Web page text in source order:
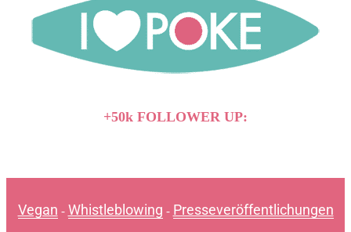
+50k FOLLOWER UP:
Vegan - Whistleblowing - Presseveröffentlichungen